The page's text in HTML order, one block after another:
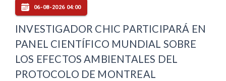
06-08-2026 04:00
INVESTIGADOR CHIC PARTICIPARÁ EN
PANEL CIENTÍFICO MUNDIAL SOBRE
LOS EFECTOS AMBIENTALES DEL
PROTOCOLO DE MONTREAL